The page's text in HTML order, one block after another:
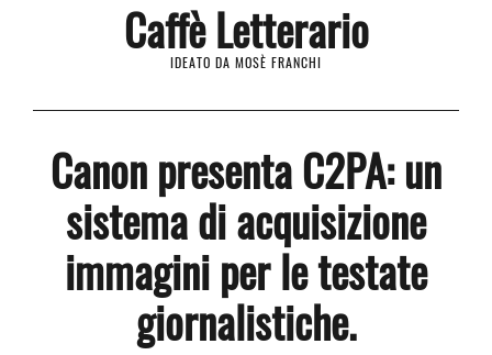
Caffè Letterario
IDEATO DA MOSÈ FRANCHI
Canon presenta C2PA: un
sistema di acquisizione
immagini per le testate
giornalistiche.